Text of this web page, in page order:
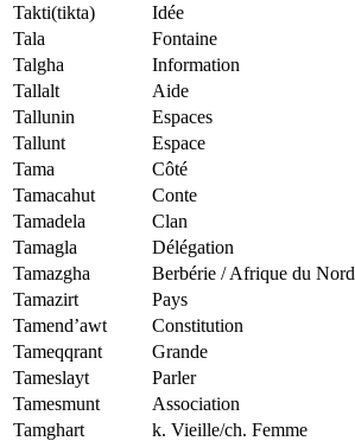
Takti(tikta)
Idée
Tala
Fontaine
Talgha
Information
Tallalt
Aide
Tallunin
Espaces
Tallunt
Espace
Tama
Côté
Tamacahut
Conte
Tamadela
Clan
Tamagla
Délégation
Tamazgha
Berbérie / Afrique du Nord
Tamazirt
Pays
Tamend’awt
Constitution
Tameqqrant
Grande
Tameslayt
Parler
Tamesmunt
Association
Tamghart
k. Vieille/ch. Femme